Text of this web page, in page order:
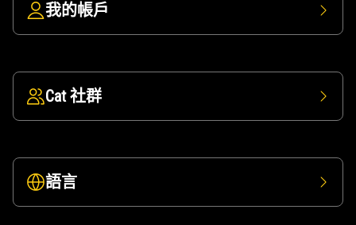
我的帳戶
Cat 社群
語言